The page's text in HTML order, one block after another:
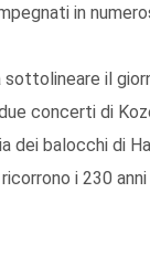
in
il
concerti di
dei balocchi di
i 230